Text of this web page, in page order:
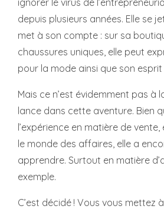
depuis plusieurs années. Elle se
met à son compte : sur sa
chaussures uniques, elle peut
pour la mode ainsi que son esprit
Mais ce n’est évidemment pas à
lance dans cette aventure. Bien
l’expérience en matière de
le monde des affaires, elle a
apprendre. Surtout en matière
exemple.
C’est décidé ! Vous vous mettez